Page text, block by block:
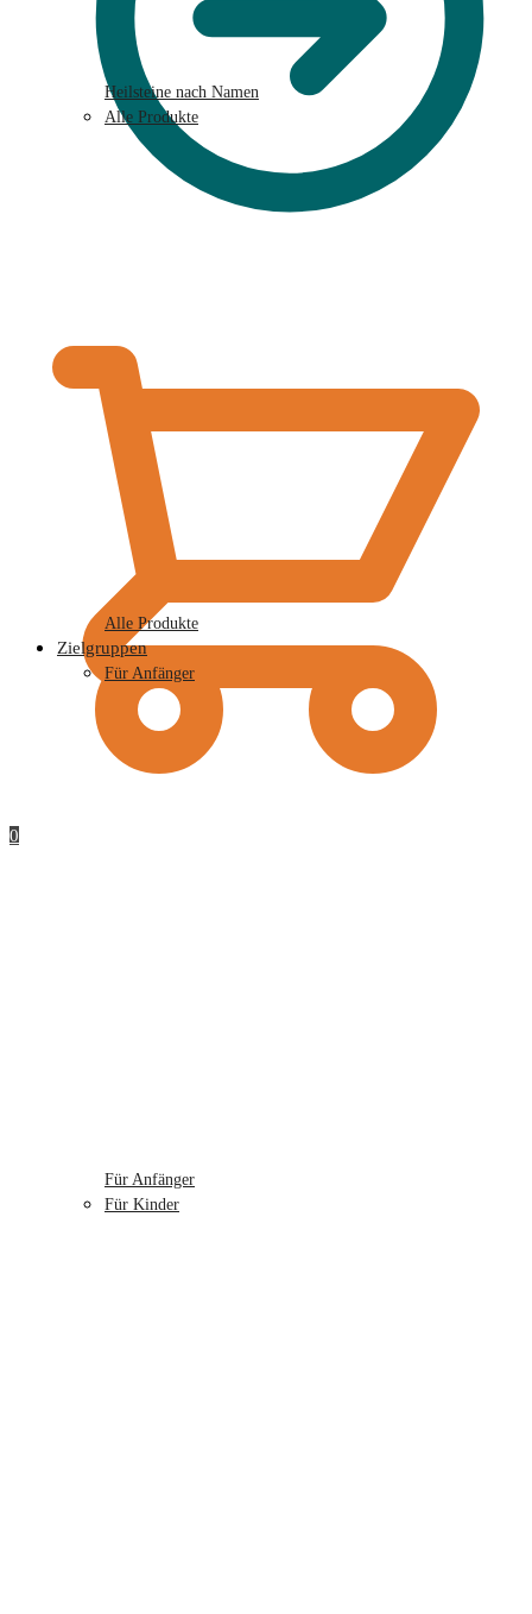
0
Heilsteine nach Namen
Alle Produkte
Alle Produkte
Zielgruppen
Für Anfänger
Für Anfänger
Für Kinder